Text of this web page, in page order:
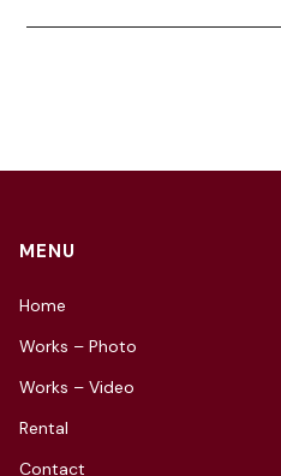
MENU
Home
Works – Photo
Works – Video
Rental
Contact